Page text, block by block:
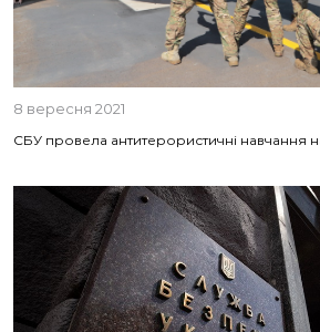
8 вересня 2021
СБУ провела антитерористичні навчання